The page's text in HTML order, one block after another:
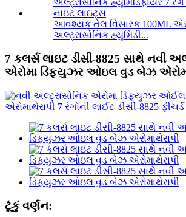
આવશ્યક તેલ વિસારક 100ML
અલ્ટ્રાસોનિક હ્યુમિડી...
7 કલર્સ લાઇટ ડીસી-8825 સાથે નવી
એરોમા ડિફ્યુઝર ઓઇલ વુડ બેઝ
ટૂંકું વર્ણન: